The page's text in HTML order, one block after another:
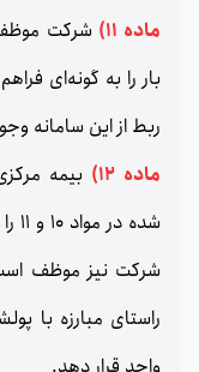
ماده 11)
شرکت موظف
بار را به گونه‌ای
ربط از این سامانه
ماده 12)
بیمه
شرکت نیز موظف است
راستای مبارزه با